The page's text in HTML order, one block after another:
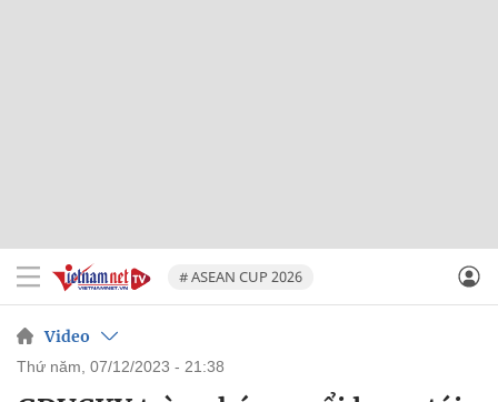
# ASEAN CUP 2026
Video
thứ năm, 07/12/2023 - 21:38